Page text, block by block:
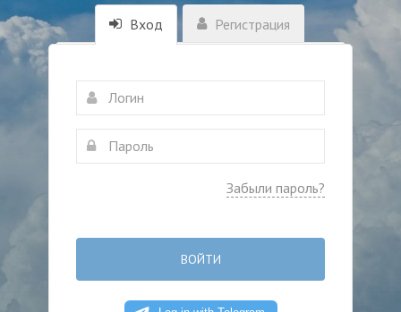
Вход Регистрация
Забыли пароль?
ВОЙТИ